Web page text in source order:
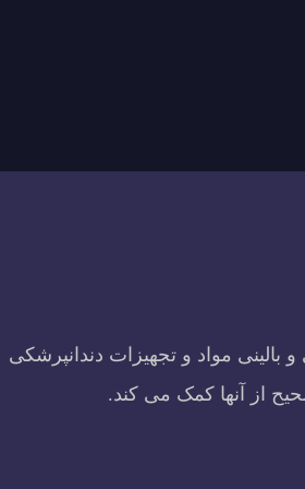
مواد و تجهیزات دندانپرشکی
از آنها کمک می کند.